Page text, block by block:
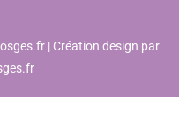
| Création design par